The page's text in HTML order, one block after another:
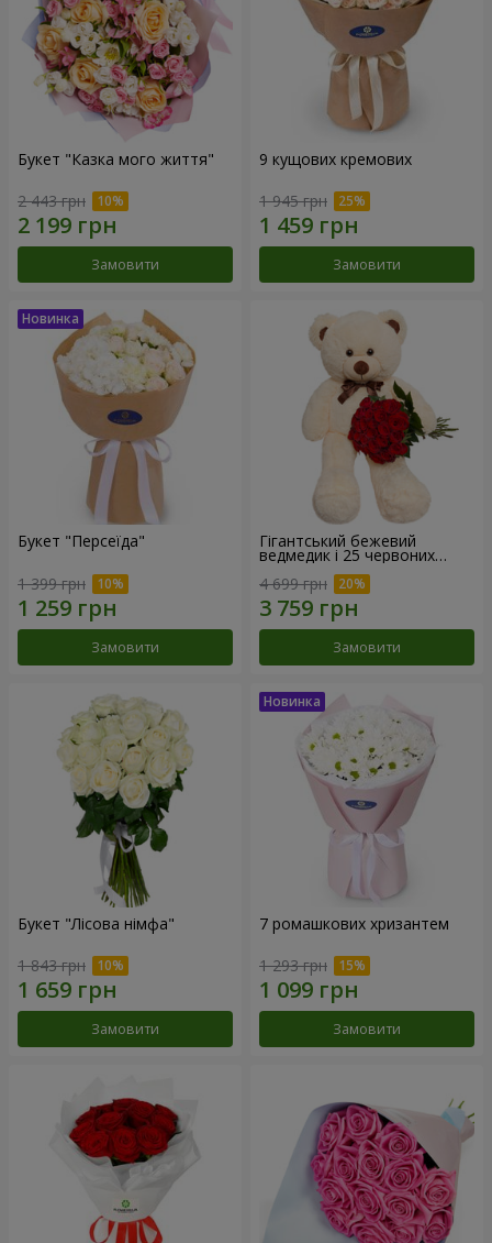
Букет "Казка мого життя"
2 443 грн
Замовити
9 кущових кремових
1 945 грн
Замовити
Букет "Персеїда"
1 399 грн
Замовити
Гігантський бежевий
ведмедик і 25 червоних
троянд
4 699 грн
Замовити
Букет "Лісова німфа"
1 843 грн
Замовити
7 ромашкових хризантем
1 293 грн
Замовити